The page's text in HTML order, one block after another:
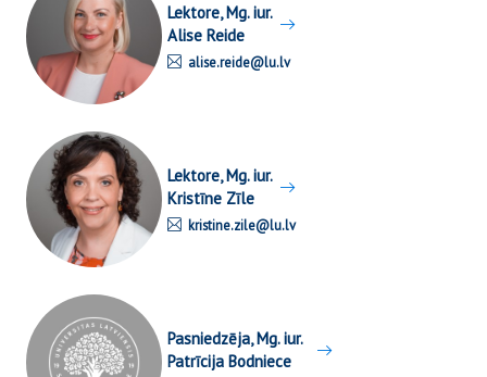
Lektore, Mg. iur.
Alise Reide
alise.reide@lu.lv
Lektore, Mg. iur.
Kristīne Zīle
kristine.zile@lu.lv
Pasniedzēja, Mg. iur.
Patrīcija Bodniece